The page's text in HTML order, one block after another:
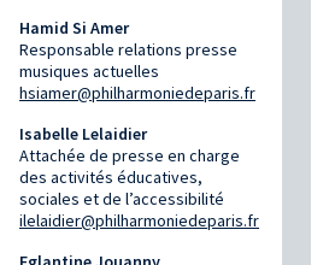
Hamid Si Amer
Responsable relations presse
musiques actuelles
hsiamer@philharmoniedeparis.fr
Isabelle Lelaidier
Attachée de presse en charge
des activités éducatives,
sociales et de l’accessibilité
ilelaidier@philharmoniedeparis.fr